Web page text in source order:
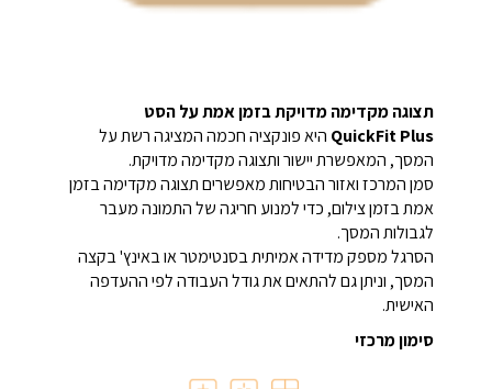
תצוגה מקדימה מדויקת בזמן אמת על הסט
QuickFit Plus היא פונקציה חכמה המציגה רשת על
המסך, המאפשרת יישור ותצוגה מקדימה מדויקת.
סמן המרכז ואזור הבטיחות מאפשרים תצוגה מקדימה בזמן
אמת בזמן צילום, כדי למנוע חריגה של התמונה מעבר
לגבולות המסך.
הסרגל מספק מדידה אמיתית בסנטימטר או באינץ' בקצה
המסך, וניתן גם להתאים את גודל העבודה לפי ההעדפה
האישית.
סימון מרכזי